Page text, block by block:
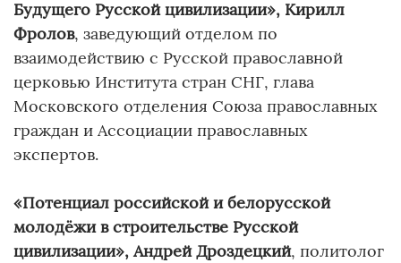
Будущего Русской цивилизации», Кирилл
Фролов, заведующий отделом по
взаимодействию с Русской православной
церковью Института стран СНГ, глава
Московского отделения Союза православных
граждан и Ассоциации православных
экспертов.
«Потенциал российской и белорусской
молодёжи в строительстве Русской
цивилизации», Андрей Дроздецкий, политолог